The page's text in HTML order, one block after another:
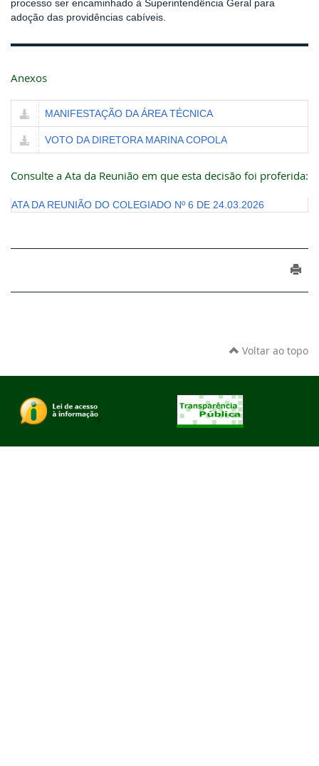
processo ser encaminhado à Superintendência Geral para
adoção das providências cabíveis.
Anexos
MANIFESTAÇÃO DA ÁREA TÉCNICA
VOTO DA DIRETORA MARINA COPOLA
Consulte a Ata da Reunião em que esta decisão foi proferida:
ATA DA REUNIÃO DO COLEGIADO Nº 6 DE 24.03.2026
Voltar ao topo